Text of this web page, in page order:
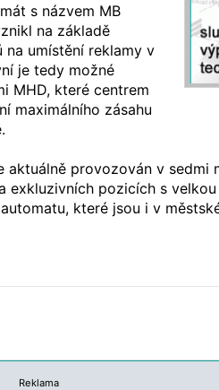
s názvem MB
na základě
na umístění reklamy v
je tedy možné
MHD, které centrem
maximálního zásahu
aktuálně provozován v sedmi
exkluzivních pozicích s
které jsou i v
Reklama